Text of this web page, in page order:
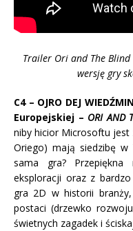
Trailer Ori and The Blind
wersję gry
C4 – OJRO DEJ
Europejskiej – ORI AND
niby hicior Microsoftu jest
Oriego) mają siedzibę w
sama gra?
eksploracji oraz z bardzo
gra 2D w historii
postaci (drzewko
świetnych zagadek i